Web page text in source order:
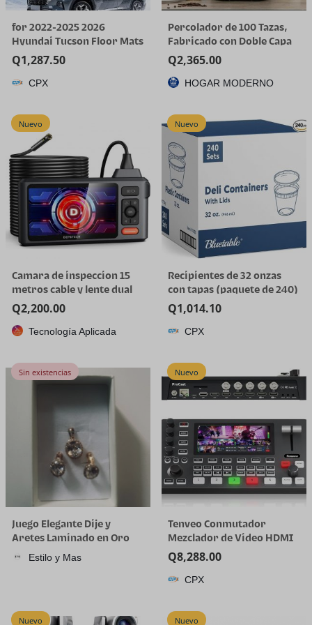
for 2022-2025 2026
Hyundai Tucson Floor Mats
(Gas Models Only) | All-
Weather TPE Car Mats &
Cargo Liner, Custom Fit for
Q1,287.50
CPX
Percolador de 100 Tazas,
Fabricado con Doble Capa
de Acero Inoxidable
Q2,365.00
HOGAR MODERNO
Nuevo
Camara de inspeccion 15
metros cable y lente dual
Q2,200.00
Tecnología Aplicada
Nuevo
Recipientes de 32 onzas
con tapas (paquete de 240)
a granel – Recipiente de
plástico de cuarto de galón
con tapa, desechable, 32
alimentos, recipiente alto
Q1,014.10
CPX
Sin existencias
Juego Elegante Dije y
Aretes Laminado en Oro
Estilo y Mas
Nuevo
Tenveo Conmutador
Mezclador de Video HDMI
4K60FPS, 4*SDI & 4*HDMI
Entrada, Conmutador de
Transmisión en Vivo de 5
1080P60FPS, Grabación de
Q8,288.00
CPX
Nuevo Nuevo